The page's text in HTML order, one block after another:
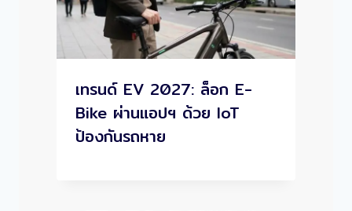
เทรนด์ EV 2027: ล็อก E-
Bike ผ่านแอปฯ ด้วย IoT
ป้องกันรถหาย